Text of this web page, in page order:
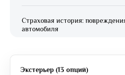
Страховая история:
автомобиля
Экстерьер (13 опций)